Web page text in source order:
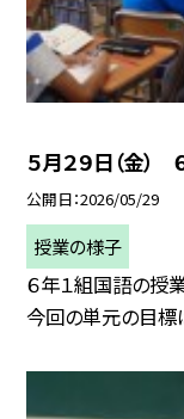
５月２９日（金
公開日 2026/05/29
授業の様子
６年１組国語の授
今回の単元の目標